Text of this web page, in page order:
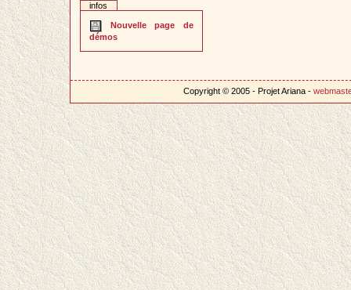
infos
Nouvelle page de
démos
Copyright © 2005 - Projet Ariana -